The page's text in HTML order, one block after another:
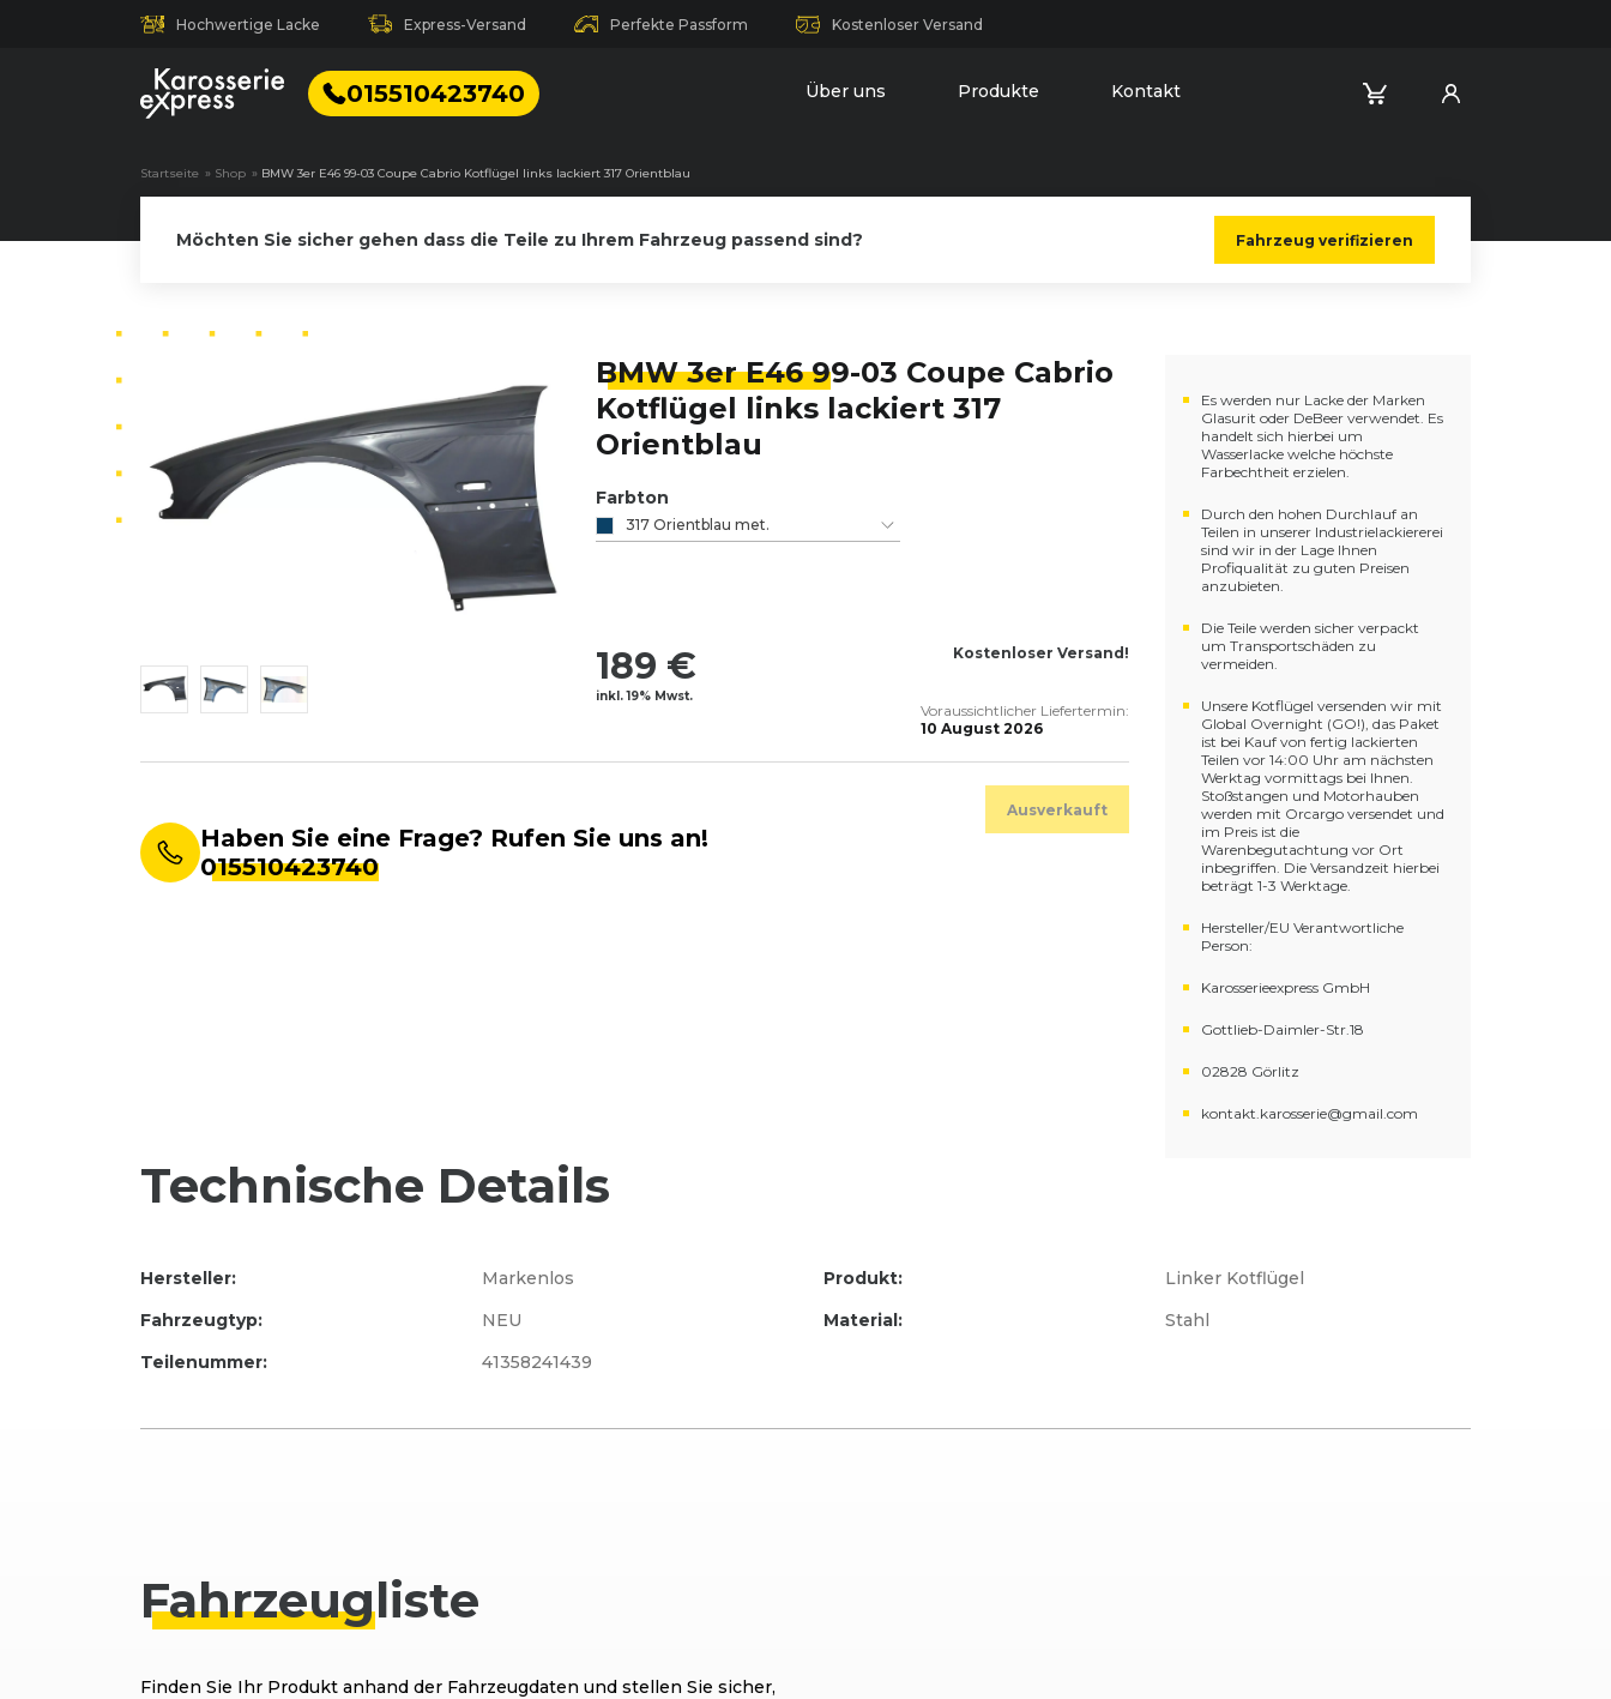
Hochwertige Lacke Express-Versand Perfekte Passform Kostenloser Versand
015510423740 Über uns Produkte Kontakt
Startseite » Shop » BMW 3er E46 99-03 Coupe Cabrio Kotflügel links lackiert 317 Orientblau
Möchten Sie sicher gehen dass die Teile zu Ihrem Fahrzeug passend sind? Fahrzeug verifizieren
BMW 3er E46 99-03 Coupe Cabrio
Kotflügel links lackiert 317
Orientblau
Farbton
317 Orientblau met.
189 €
inkl. 19% Mwst.
Kostenloser Versand!
Voraussichtlicher Liefertermin:
10 August 2026
Ausverkauft
Haben Sie eine Frage? Rufen Sie uns an!
015510423740
Es werden nur Lacke der Marken
Glasurit oder DeBeer verwendet. Es
handelt sich hierbei um
Wasserlacke welche höchste
Farbechtheit erzielen.
Durch den hohen Durchlauf an
Teilen in unserer Industrielackiererei
sind wir in der Lage Ihnen
Profiqualität zu guten Preisen
anzubieten.
Die Teile werden sicher verpackt
um Transportschäden zu
vermeiden.
Unsere Kotflügel versenden wir mit
Global Overnight (GO!), das Paket
ist bei Kauf von fertig lackierten
Teilen vor 14:00 Uhr am nächsten
Werktag vormittags bei Ihnen.
Stoßstangen und Motorhauben
werden mit Orcargo versendet und
im Preis ist die
Warenbegutachtung vor Ort
inbegriffen. Die Versandzeit hierbei
beträgt 1-3 Werktage.
Hersteller/EU Verantwortliche
Person:
Karosserieexpress GmbH
Gottlieb-Daimler-Str.18
02828 Görlitz
kontakt.karosserie@gmail.com
Technische Details
Hersteller: Markenlos Produkt:
Linker Kotflügel
Fahrzeugtyp:
NEU Material:
Stahl
Teilenummer:
41358241439
Fahrzeugliste
Finden Sie Ihr Produkt anhand der Fahrzeugdaten und stellen Sie sicher,